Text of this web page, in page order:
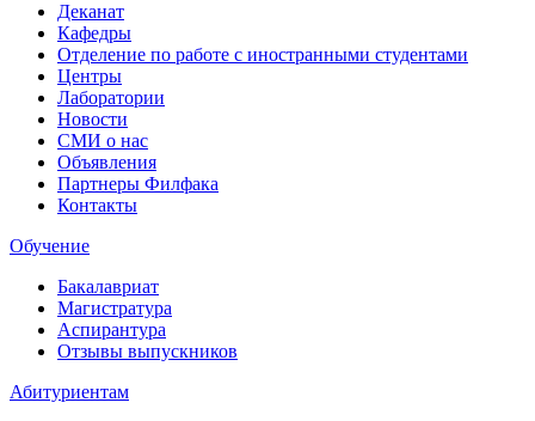
Деканат
Кафедры
Отделение по работе с иностранными студентами
Центры
Лаборатории
Новости
СМИ о нас
Объявления
Партнеры Филфака
Контакты
Обучение
Бакалавриат
Магистратура
Аспирантура
Отзывы выпускников
Абитуриентам